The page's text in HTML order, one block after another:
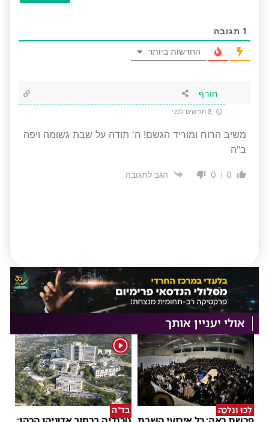
1 תגובה
החדשות ביותר
חורף
משיב הרוח ומוריד הגשם! ה' תודה על שבת גשומה ויפה
ב"ה
0
0 הגב לתגובה
אולי יעניין אותך
לְכוּ וְנֵלְכָה
1
בד"ה